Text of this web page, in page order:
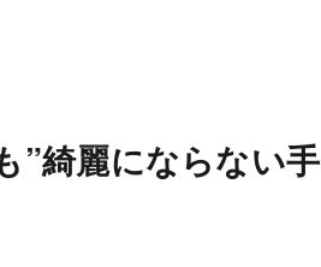
”綺麗にならない手